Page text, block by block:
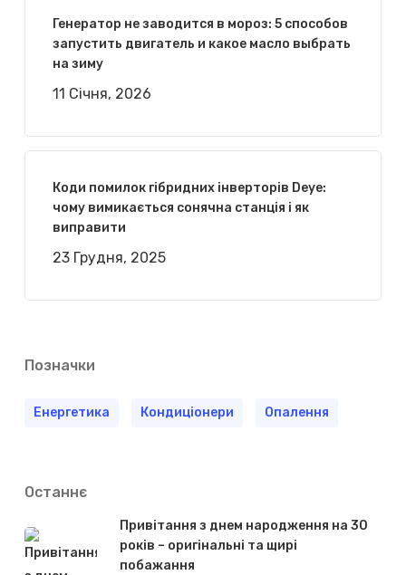
Генератор не заводится в мороз: 5 способов
запустить двигатель и какое масло выбрать
на зиму
11 Січня, 2026
Коди помилок гібридних інверторів Deye:
чому вимикається сонячна станція і як
виправити
23 Грудня, 2025
Позначки
Енергетика Кондиціонери Опалення
Останнє
Привітання з днем народження на 30
років – оригінальні та щирі
побажання